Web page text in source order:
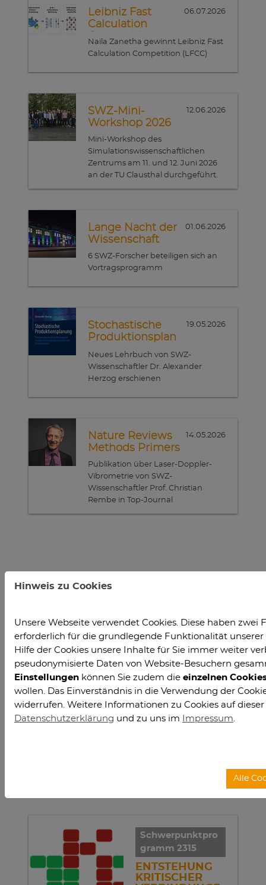
06.07.2026
Leibniz Fast
Calculation
Competition
Naila Zanetha gewinnt Leibniz Fast
Calculation Competition (LFCC)
12.06.2026
SWZ-Mini-
Workshop 2026
Mini-Workshop des
Simulationswissenschaftlichen
Zentrums am 11. und 12. Juni 2026
an der TU Clausthal durchgeführt.
01.06.2026
Lange Nacht der
Wissenschaft
6 SWZ-Forscher beteiligen sich an
Vortragsprogramm
19.05.2026
Stochastische
Produktionsplan
ung
Neues Lehrbuch von SWZ-
Wissenschaftler Dr. Alexander
Herzog erschienen
14.05.2026
Nature Reviews
Methods Primers
Publikation über Laser-Doppler-
Vibrometrie von SWZ-
Wissenschaftler Prof. Christian
Rembe in Top-Journal
Highlights
Sonderforschung
Wirkzonen in
Atmosphäre
Schwerpunktpro
gramm 2315
ENTSTEHUNG
KRITISCHER
Hinweis zu Cookies
Unsere Webseite verwendet Cookies. Diese haben zwei
erforderlich für die grundlegende Funktionalität
Hilfe der Cookies unsere Inhalte für Sie immer weiter
pseudonymisierte Daten von Website-Besuchern
Einstellungen können Sie zudem die einzelnen
wollen. Das Einverständnis in die Verwendung der
widerrufen. Weitere Informationen zu Cookies auf
Datenschutzerklärung und zu uns im Impressum.
Alle